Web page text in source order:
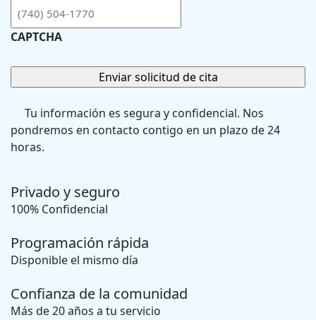
CAPTCHA
Tu información es segura y confidencial. Nos
pondremos en contacto contigo en un plazo de 24
horas.
Privado y seguro
100% Confidencial
Programación rápida
Disponible el mismo día
Confianza de la comunidad
Más de 20 años a tu servicio